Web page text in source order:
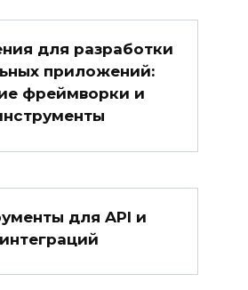
для разработки
приложений:
фреймворки и
для API и
интеграций